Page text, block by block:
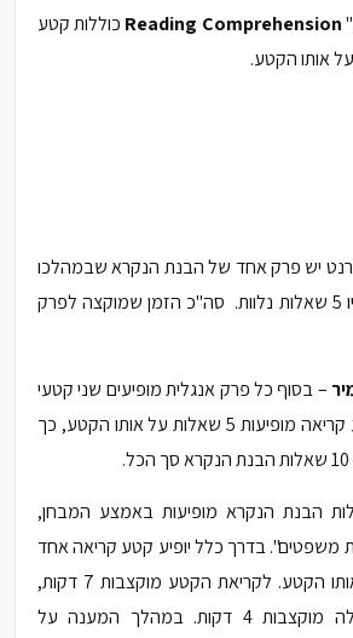
Reading Comprehension כוללות קטע
אותו הקטע.
יש פרק אחד של הבנת הנקרא שבמהלכו
יוצג קטע קריאה ואחריו 5 שאלות נלוות. סה"כ הזמן שמוקצה לפרק
– בסוף כל פרק אנגלית מופיעים שני קטעי
קריאה. לאחר כל קטע קריאה מופיעות 5 שאלות על אותו הקטע, כך
הבנת הנקרא מופיעות באמצע המבחן,
בדרך כלל יופיע קטע קריאה אחד
ואחריו 5 שאלות על אותו הקטע. לקריאת הקטע מוקצבות 7 דקות,
ולמענה על כל שאלה מוקצבות 4 דקות. במהלך המענה על